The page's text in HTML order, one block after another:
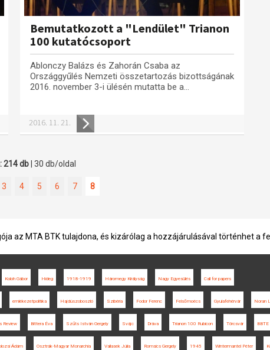
Bemutatkozott a "Lendület" Trianon
100 kutatócsoport
Ablonczy Balázs és Zahorán Csaba az
Országgyűlés Nemzeti összetartozás bizottságának
2016. november 3-i ülésén mutatta be a...
2016. 11. 21.
214 db | 30 db/oldal
3 4 5 6 7 8
az MTA BTK tulajdona, és kizárólag a hozzájárulásával történhet a
Koloh Gábor Hideg 1918-1919 Háromegy Királyság Nagy Egyesülés Call for papers
emlékezetpolitika Hajdúszoboszló Szibéria Fodor Ferenc Felsőmoécs Gyulafehérvár Noran
Review Bittera Éva Szűts István Gergely Svájc Dráva Trianon 100 Rubicon Törcsvár BBTE
Ádám Osztrák-Magyar Monarchia Vallasek Júlia Romsics Gergely 1945 Wintermantel Péter